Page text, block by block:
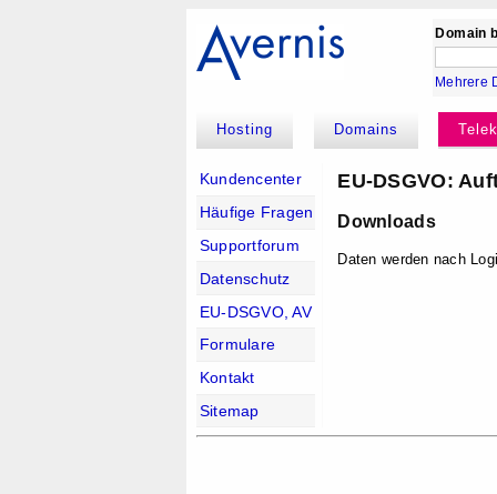
Domain
Mehrere
Hosting Domains
Kundencenter
Häufige Fragen
Supportforum
Datenschutz
EU-DSGVO, AV
Formulare
Kontakt
Sitemap
EU-DSGVO:
Downloads
Daten werden nach